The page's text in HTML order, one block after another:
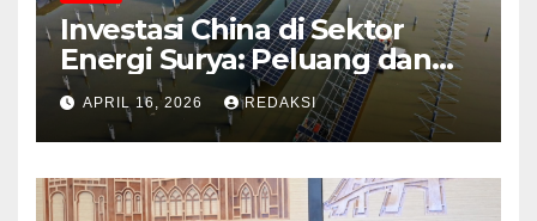
Investasi China di Sektor
Energi Surya: Peluang dan
Strategi Indonesia?
APRIL 16, 2026 REDAKSI